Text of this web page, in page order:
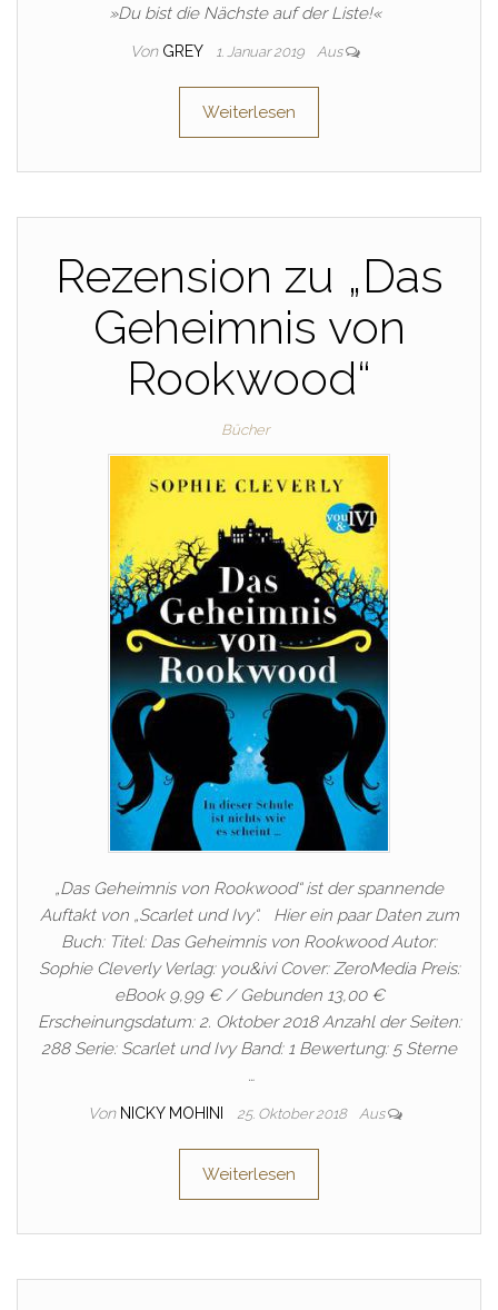
»Du bist die Nächste auf der Liste!«
Von GREY 1. Januar 2019 Aus
Weiterlesen
Rezension zu „Das
Geheimnis von
Rookwood“
Bücher
„Das Geheimnis von Rookwood“ ist der spannende
Auftakt von „Scarlet und Ivy“. Hier ein paar Daten zum
Buch: Titel: Das Geheimnis von Rookwood Autor:
Sophie Cleverly Verlag: you&ivi Cover: ZeroMedia Preis:
eBook 9,99 € / Gebunden 13,00 €
Erscheinungsdatum: 2. Oktober 2018 Anzahl der Seiten:
288 Serie: Scarlet und Ivy Band: 1 Bewertung: 5 Sterne
…
Von NICKY MOHINI 25. Oktober 2018 Aus
Weiterlesen